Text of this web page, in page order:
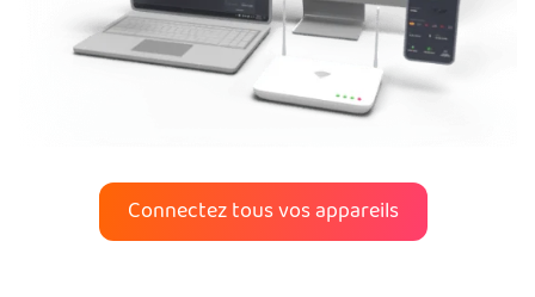
Connectez tous vos appareils